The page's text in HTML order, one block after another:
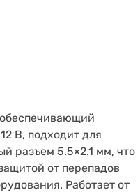
В, подходит для
разъем 5.5×2.1 мм, что
от перепадов
Работает от